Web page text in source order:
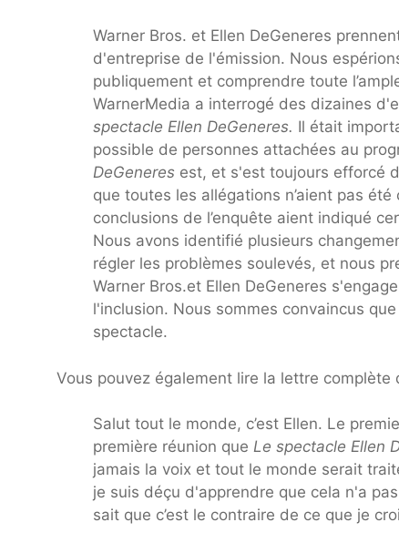
Warner Bros. et Ellen DeGeneres
d'entreprise de l'émission. Nous
publiquement et comprendre toute
WarnerMedia a interrogé des dizaines
spectacle Ellen DeGeneres. Il était
possible de personnes attachées au
DeGeneres est, et s'est toujours efforcé
que toutes les allégations n’aient pas
conclusions de l’enquête aient indiqué
Nous avons identifié plusieurs
régler les problèmes soulevés, et nous
Warner Bros.et Ellen DeGeneres
l'inclusion. Nous sommes convaincus
spectacle.
Vous pouvez également lire la lettre complète
Salut tout le monde, c’est Ellen. Le
première réunion que Le spectacle Ellen
jamais la voix et tout le monde serait
je suis déçu d'apprendre que cela n'a
sait que c’est le contraire de ce que je